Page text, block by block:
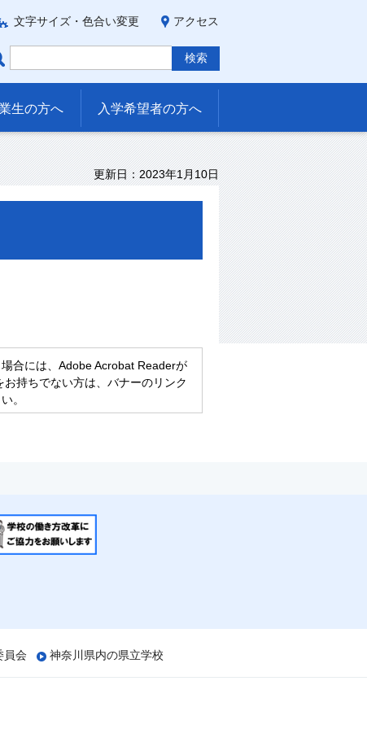
文字サイズ・色合い変更 アクセス
生の方へ 入学希望者の方へ
更新日：2023年1月10日
合には、Adobe Acrobat Readerが
持ちでない方は、バナーのリンク
。
員会 神奈川県内の県立学校